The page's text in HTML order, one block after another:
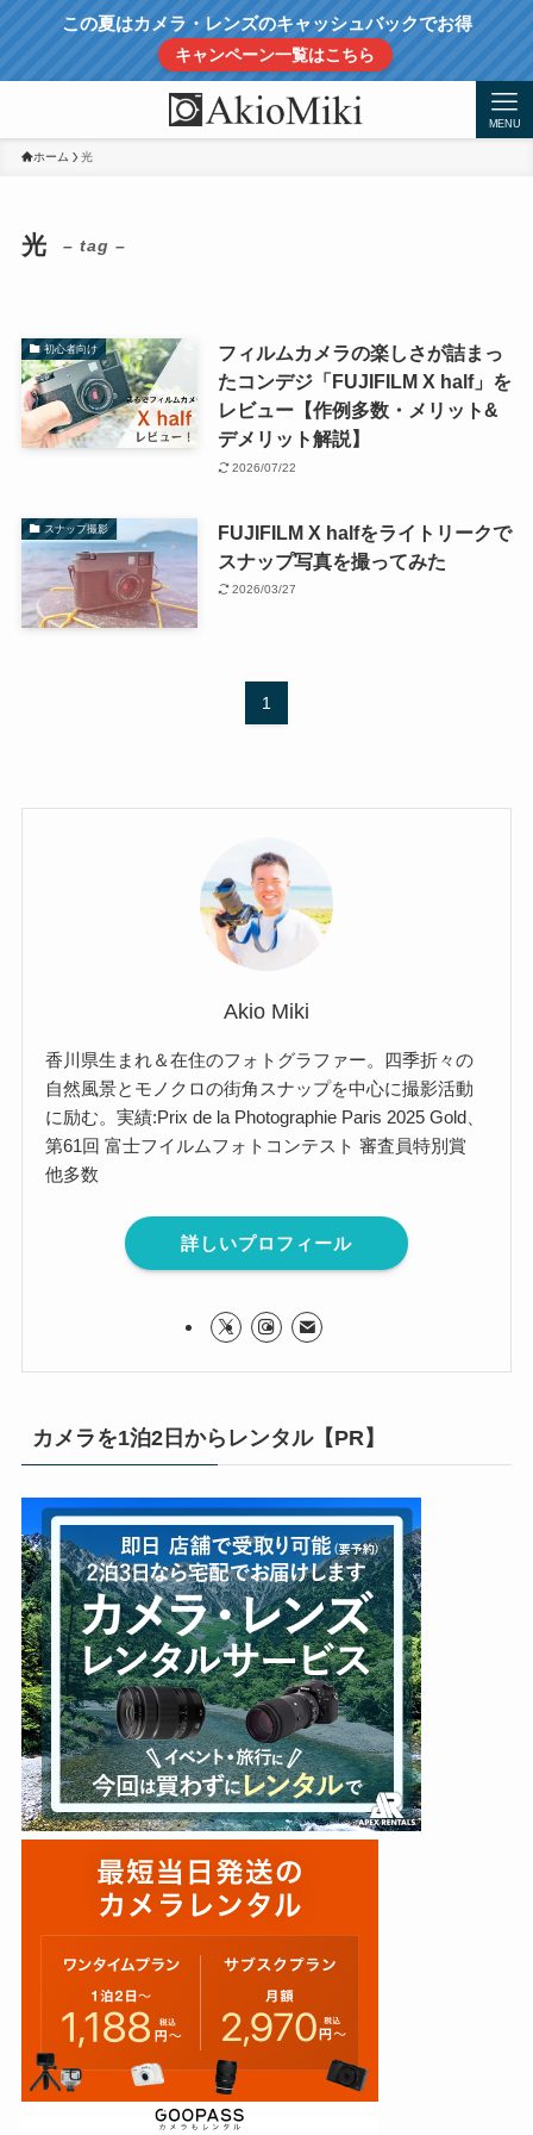
この夏はカメラ・レンズのキャッシュバックでお得
キャンペーン一覧はこちら
MENU
ホーム 光
光 – tag –
初心者向け
フィルムカメラの楽しさが詰まっ
たコンデジ「FUJIFILM X half」を
レビュー【作例多数・メリット&
デメリット解説】
2026/07/22
スナップ撮影
FUJIFILM X halfをライトリークで
スナップ写真を撮ってみた
2026/03/27
1
Akio Miki
香川県生まれ＆在住のフォトグラファー。四季折々の
自然風景とモノクロの街角スナップを中心に撮影活動
に励む。実績:Prix de la Photographie Paris 2025 Gold、
第61回 富士フイルムフォトコンテスト 審査員特別賞
他多数
詳しいプロフィール
カメラを1泊2日からレンタル【PR】